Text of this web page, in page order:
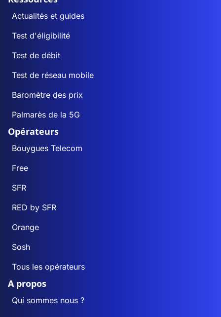
Actualités et guides
Test d'éligibilité
Test de débit
Test de réseau mobile
Baromètre des prix
Palmarès de la 5G
Opérateurs
Bouygues Telecom
Free
SFR
RED by SFR
Orange
Sosh
Tous les opérateurs
A propos
Qui sommes nous ?